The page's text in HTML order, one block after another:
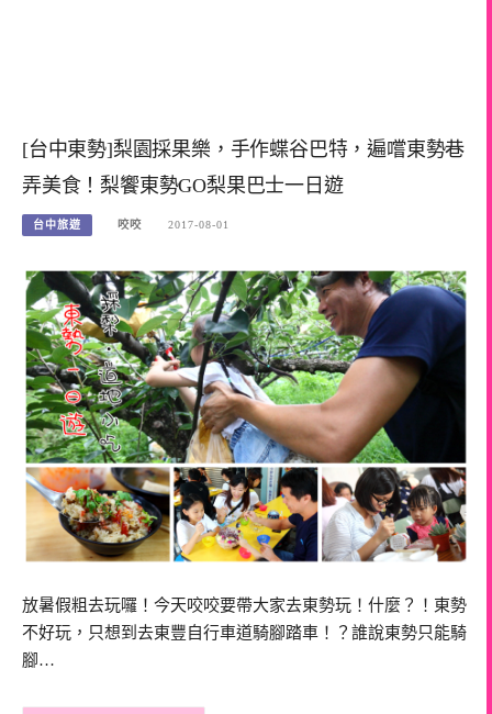
[台中東勢]梨園採果樂，手作蝶谷巴特，遍嚐東勢巷
弄美食！梨饗東勢GO梨果巴士一日遊
台中旅遊 咬咬 2017-08-01
放暑假粗去玩囉！今天咬咬要帶大家去東勢玩！什麼？！東勢
不好玩，只想到去東豐自行車道騎腳踏車！？誰說東勢只能騎
腳…